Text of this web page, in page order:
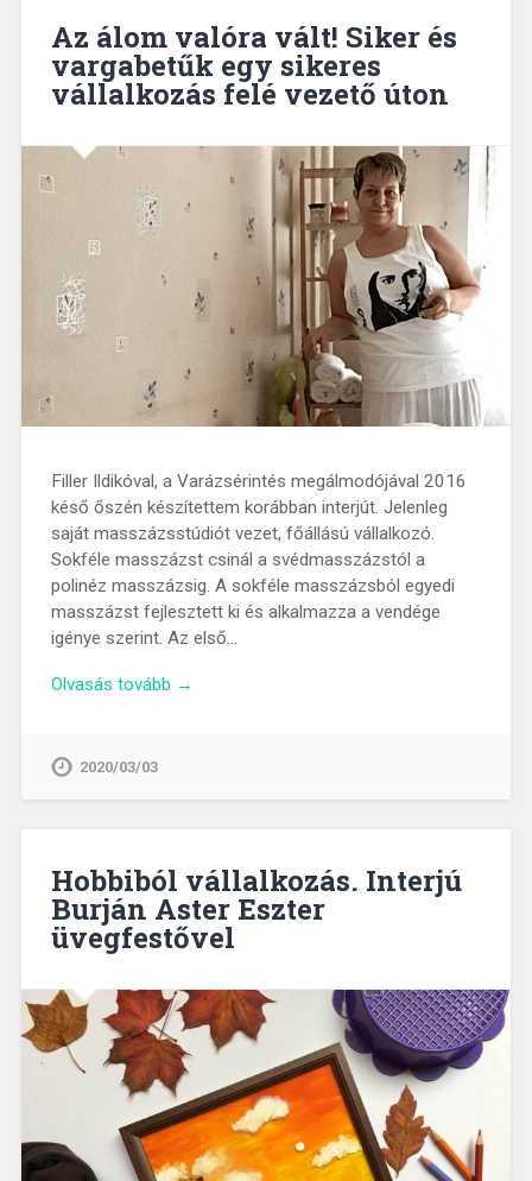
Az álom valóra vált! Siker és
vargabetűk egy sikeres
vállalkozás felé vezető úton
Filler Ildikóval, a Varázsérintés megálmodójával 2016
késő őszén készítettem korábban interjút. Jelenleg
saját masszázsstúdiót vezet, főállású vállalkozó.
Sokféle masszázst csinál a svédmasszázstól a
polinéz masszázsig. A sokféle masszázsból egyedi
masszázst fejlesztett ki és alkalmazza a vendége
igénye szerint. Az első…
Olvasás tovább →
2020/03/03
Hobbiból vállalkozás. Interjú
Burján Aster Eszter
üvegfestővel